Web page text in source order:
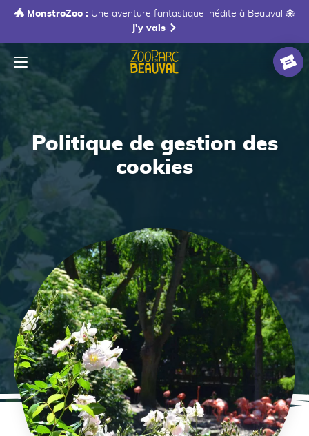
🐲 MonstroZoo : Une aventure fantastique inédite à Beauval 🐙
J'y vais
Menu
Accueil
Politique de gestion des
cookies